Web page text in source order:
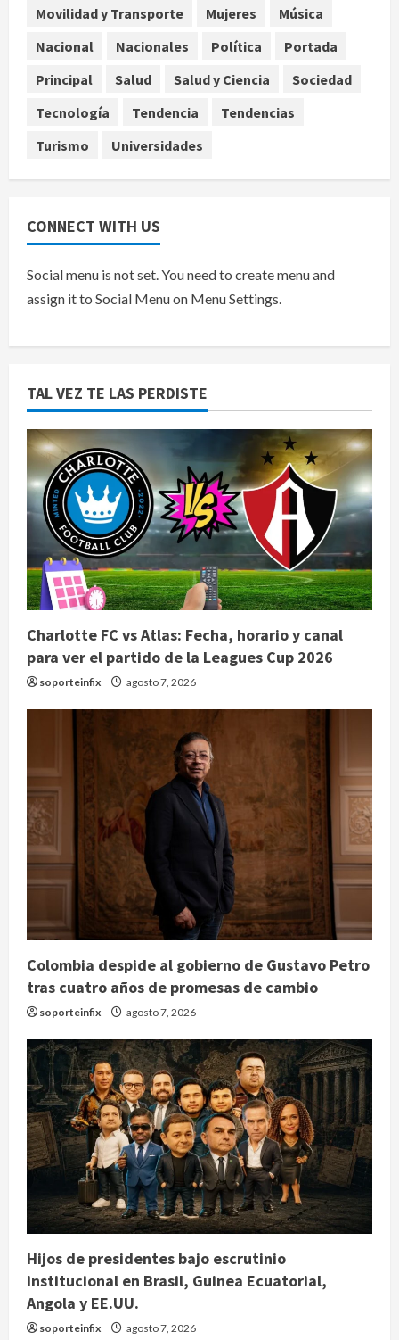
Ángela Buitrago señala videos
agosto 7, 2026
Movilidad y Transporte Mujeres
Música
Nacional
Nacionales Política
Portada
Principal
Salud Salud y Ciencia
Sociedad
Tecnología
Tendencia
Tendencias
Turismo
Universidades
CONNECT WITH US
Social menu is not set. You need to create menu and
assign it to Social Menu on Menu Settings.
TAL VEZ TE LAS PERDISTE
Charlotte FC vs Atlas: Fecha, horario y canal
para ver el partido de la Leagues Cup 2026
soporteinfix agosto 7, 2026
Colombia despide al gobierno de Gustavo Petro
tras cuatro años de promesas de cambio
soporteinfix agosto 7, 2026
Hijos de presidentes bajo escrutinio
institucional en Brasil, Guinea Ecuatorial,
Angola y EE.UU.
soporteinfix agosto 7, 2026